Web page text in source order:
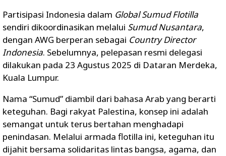
Partisipasi Indonesia dalam Global Sumud Flotilla
sendiri dikoordinasikan melalui Sumud Nusantara,
dengan AWG berperan sebagai Country Director
Indonesia. Sebelumnya, pelepasan resmi delegasi
dilakukan pada 23 Agustus 2025 di Dataran Merdeka,
Kuala Lumpur.
Nama “Sumud” diambil dari bahasa Arab yang berarti
keteguhan. Bagi rakyat Palestina, konsep ini adalah
semangat untuk terus bertahan menghadapi
penindasan. Melalui armada flotilla ini, keteguhan itu
dijahit bersama solidaritas lintas bangsa, agama, dan